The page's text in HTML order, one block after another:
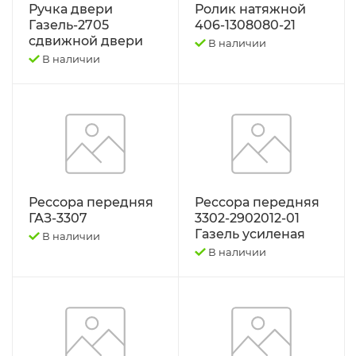
Ручка двери
Газель-2705
сдвижной двери
В наличии
Ролик натяжной
406-1308080-21
В наличии
Рессора передняя
ГАЗ-3307
В наличии
Рессора передняя
3302-2902012-01
Газель усиленая
В наличии
ПРОКЛАДКИ ГОЛОВКИ БЛОКА
ПУСКАЧИ,РЕДУКТОРА.
РАДИАТОРЫ ОХЛАЖДЕНИЯ
РАСПРЕДЕЛИТЕЛИ
РАСПЫЛИТЕЛИ,шайбы медные.
РЕМКОМПЛЕКТЫ
ТО-49
ЭО-2621 2626 3323 ЕК-14/18
ЯМЗ-236,238,240